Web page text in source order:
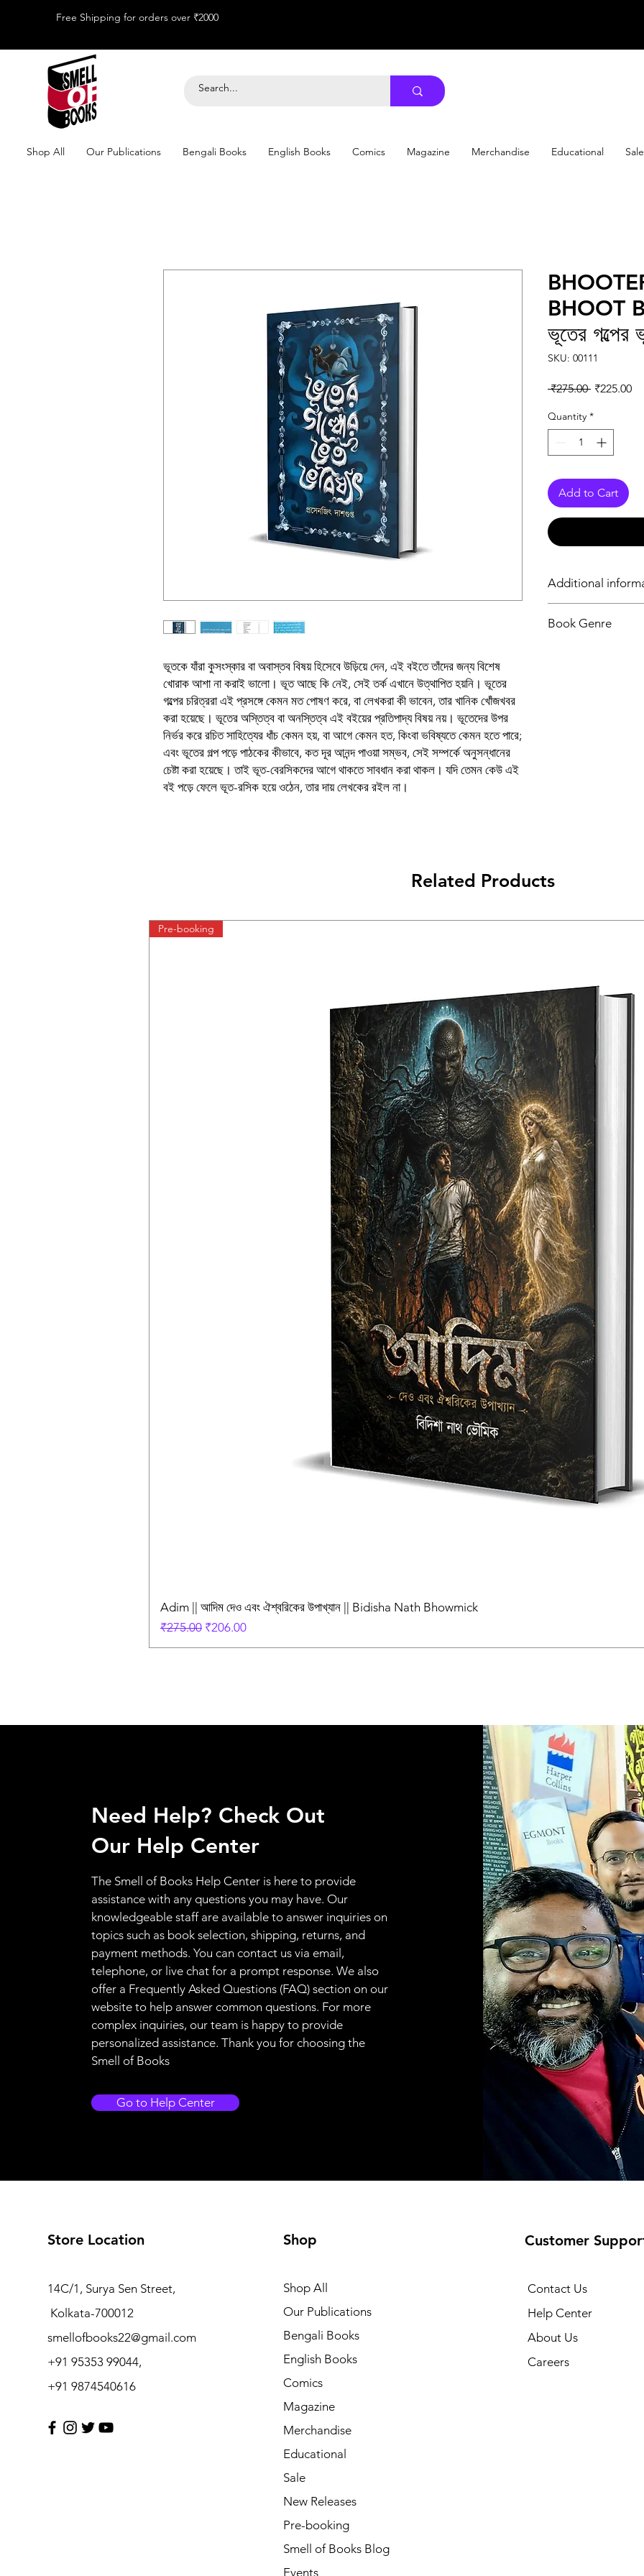
Free Shipping for orders over ₹2000
Shop All Our Publications Bengali Books English Books Comics Magazine Merchandise Educational Sale
ভূতকে যাঁরা কুসংস্কার বা অবাস্তব বিষয় হিসেবে উড়িয়ে দেন, এই বইতে তাঁদের জন্য বিশেষ
খোরাক আশা না করাই ভালো। ভূত আছে কি নেই, সেই তর্ক এখানে উত্থাপিত হয়নি। ভূতের
গল্পের চরিত্ররা এই প্রসঙ্গে কেমন মত পোষণ করে, বা লেখকরা কী ভাবেন, তার খানিক খোঁজখবর
করা হয়েছে। ভূতের অস্তিত্ব বা অনস্তিত্ব এই বইয়ের প্রতিপাদ্য বিষয় নয়। ভূতেদের উপর
নির্ভর করে রচিত সাহিত্যের ধাঁচ কেমন হয়, বা আগে কেমন হত, কিংবা ভবিষ্যতে কেমন হতে পারে;
এবং ভূতের গল্প পড়ে পাঠকের কীভাবে, কত দূর আনন্দ পাওয়া সম্ভব, সেই সম্পর্কে অনুসন্ধানের
চেষ্টা করা হয়েছে। তাই ভূত-বেরসিকদের আগে থাকতে সাবধান করা থাকল। যদি তেমন কেউ এই
বই পড়ে ফেলে ভূত-রসিক হয়ে ওঠেন, তার দায় লেখকের রইল না।
BHOOT
ভূতের গল্পের
SKU: 00111
₹275.00 Regular
₹225.00
Quantity *
Add to Cart
Additional
Type of Product
Book Genre
Related Products
Pre-booking
Adim || আদিম দেও এবং ঐশ্বরিকের উপাখ্যান || Bidisha Nath Bhowmick
Regular Price
₹275.00 Sale Price
₹206.00
Need Help? Check Out
Our Help Center
The Smell of Books Help Center is here to provide
assistance with any questions you may have. Our
knowledgeable staff are available to answer inquiries on
topics such as book selection, shipping, returns, and
payment methods. You can contact us via email,
telephone, or live chat for a prompt response. We also
offer a Frequently Asked Questions (FAQ) section on our
website to help answer common questions. For more
complex inquiries, our team is happy to provide
personalized assistance. Thank you for choosing the
Smell of Books
Go to Help Center
Store Location
14C/1, Surya Sen Street,
Kolkata-700012
smellofbooks22@gmail.com
+91 95353 99044,
+91 9874540616
Shop
Shop All
Our Publications
Bengali Books
English Books
Comics
Magazine
Merchandise
Educational
Sale
New Releases
Pre-booking
Smell of Books Blog
Events
Customer
Contact Us
Help Center
About Us
Careers